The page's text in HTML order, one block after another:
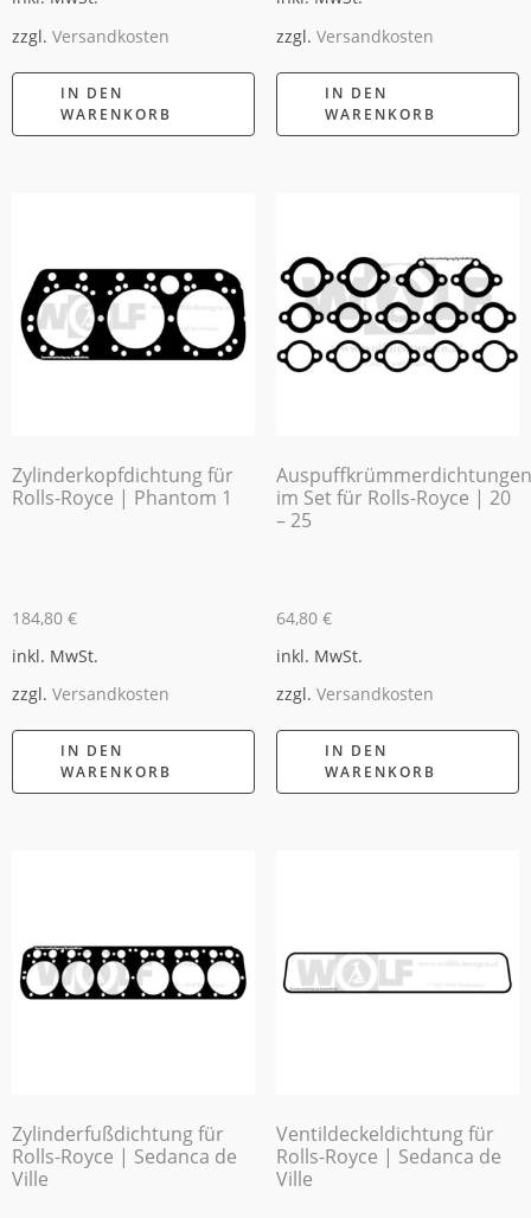
zzgl. Versandkosten
IN DEN
WARENKORB
zzgl. Versandkosten
IN DEN
WARENKORB
Zylinderkopfdichtung für
Rolls-Royce | Phantom 1
184,80 €
inkl. MwSt.
zzgl. Versandkosten
IN DEN
WARENKORB
Auspuffkrümmerdichtungen
im Set für Rolls-Royce | 20
– 25
64,80 €
inkl. MwSt.
zzgl. Versandkosten
IN DEN
WARENKORB
Zylinderfußdichtung für
Rolls-Royce | Sedanca de
Ville
Ventildeckeldichtung für
Rolls-Royce | Sedanca de
Ville